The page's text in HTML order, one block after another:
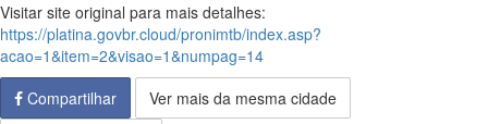
Visitar site original para mais detalhes:
https://platina.govbr.cloud/pronimtb/index.asp?
acao=1&item=2&visao=1&numpag=14
Compartilhar
Ver mais da mesma cidade